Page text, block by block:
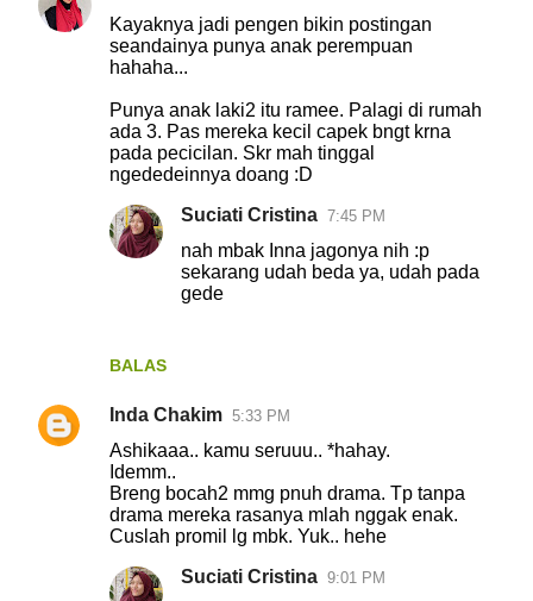
Kayaknya jadi pengen bikin postingan
seandainya punya anak perempuan
hahaha...
Punya anak laki2 itu ramee. Palagi di rumah
ada 3. Pas mereka kecil capek bngt krna
pada pecicilan. Skr mah tinggal
ngededeinnya doang :D
BALAS
Suciati Cristina 7:45 PM
nah mbak Inna jagonya nih :p
sekarang udah beda ya, udah pada
gede
Inda Chakim 5:33 PM
Ashikaaa.. kamu seruuu.. *hahay.
Idemm..
Breng bocah2 mmg pnuh drama. Tp tanpa
drama mereka rasanya mlah nggak enak.
Cuslah promil lg mbk. Yuk.. hehe
Suciati Cristina 9:01 PM